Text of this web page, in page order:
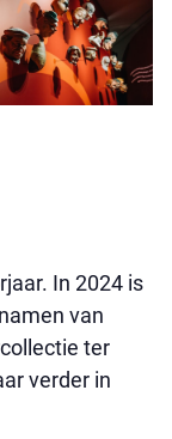
In 2024 is
van
ter
verder in